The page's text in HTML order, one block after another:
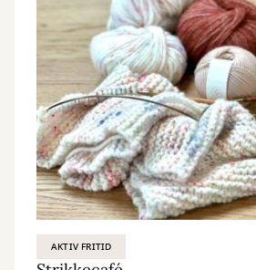
AKTIV FRITID